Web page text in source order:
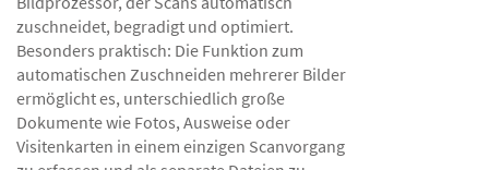
zuschneidet, begradigt und optimiert.
Besonders praktisch: Die Funktion zum
automatischen Zuschneiden mehrerer Bilder
ermöglicht es, unterschiedlich große
Dokumente wie Fotos, Ausweise oder
Visitenkarten in einem einzigen Scanvorgang